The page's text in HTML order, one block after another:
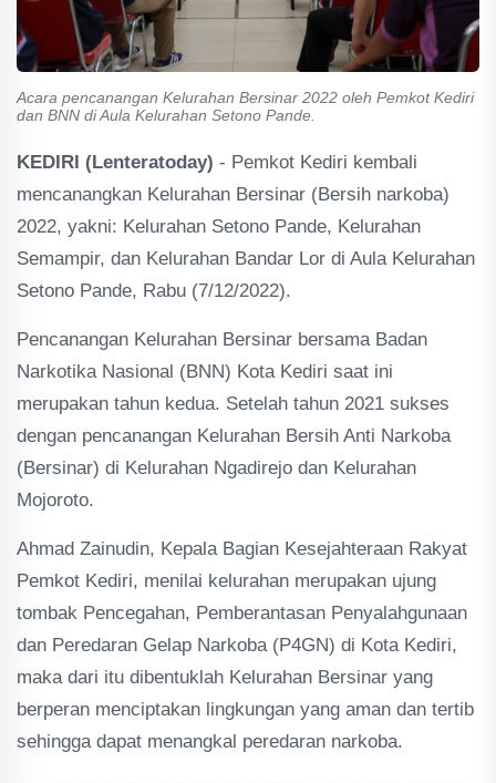
Acara pencanangan Kelurahan Bersinar 2022 oleh Pemkot Kediri
dan BNN di Aula Kelurahan Setono Pande.
KEDIRI (Lenteratoday) - Pemkot Kediri kembali
mencanangkan Kelurahan Bersinar (Bersih narkoba)
2022, yakni: Kelurahan Setono Pande, Kelurahan
Semampir, dan Kelurahan Bandar Lor di Aula Kelurahan
Setono Pande, Rabu (7/12/2022).
Pencanangan Kelurahan Bersinar bersama Badan
Narkotika Nasional (BNN) Kota Kediri saat ini
merupakan tahun kedua. Setelah tahun 2021 sukses
dengan pencanangan Kelurahan Bersih Anti Narkoba
(Bersinar) di Kelurahan Ngadirejo dan Kelurahan
Mojoroto.
Ahmad Zainudin, Kepala Bagian Kesejahteraan Rakyat
Pemkot Kediri, menilai kelurahan merupakan ujung
tombak Pencegahan, Pemberantasan Penyalahgunaan
dan Peredaran Gelap Narkoba (P4GN) di Kota Kediri,
maka dari itu dibentuklah Kelurahan Bersinar yang
berperan menciptakan lingkungan yang aman dan tertib
sehingga dapat menangkal peredaran narkoba.